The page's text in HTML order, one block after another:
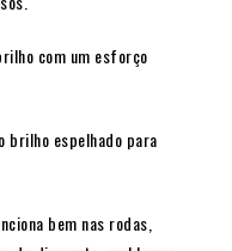
com um esforço
espelhado para
bem nas rodas,